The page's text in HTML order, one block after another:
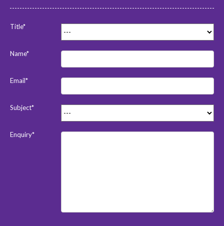
Title*
Name*
Email*
Subject*
Enquiry*